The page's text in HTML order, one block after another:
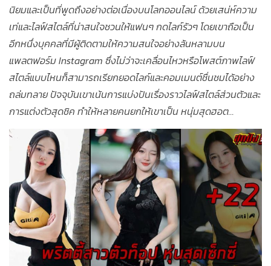
นิยมและเป็นที่พูดถึงอย่างต่อเนื่องบนโลกออนไลน์ ด้วยเสน่ห์ความ
เท่และไลฟ์สไตล์ที่น่าสนใจชวนให้แฟนๆ กดไลก์รัวๆ โดยเขาถือเป็น
อีกหนึ่งบุคคลที่มีผู้ติดตามให้ความสนใจอย่างล้นหลามบน
แพลตฟอร์ม Instagram ซึ่งไม่ว่าจะเคลื่อนไหวหรือโพสต์ภาพไลฟ์
สไตล์แบบไหนก็สามารถเรียกยอดไลก์และคอมเมนต์ชื่นชมได้อย่าง
ถล่มทลาย ปัจจุบันเขาเน้นการแบ่งปันเรื่องราวไลฟ์สไตล์ส่วนตัวและ
การแต่งตัวสุดชิค ทำให้หลายคนยกให้เขาเป็น หนุ่มสุดฮอต...